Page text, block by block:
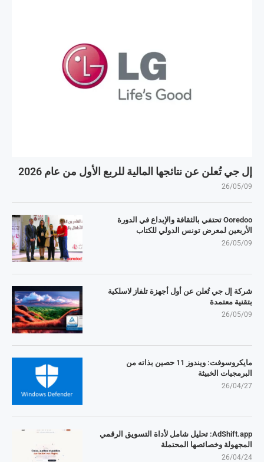
إل جي تُعلن عن نتائجها المالية للربع الأول من عام 2026
26/05/09
Ooredoo تحتفي بالثقافة والإبداع في الدورة
الأربعين لمعرض تونس الدولي للكتاب
26/05/09
شركة إل جي تُعلن عن أول أجهزة تلفاز لاسلكية
بتقنية معتمدة
26/05/09
مايكروسوفت: ويندوز 11 حصين بذاته من
البرمجيات الخبيثة
26/04/27
AdShift.app: تحليل شامل لأداة التسويق الرقمي
المجهولة وخصائصها المحتملة
26/04/24